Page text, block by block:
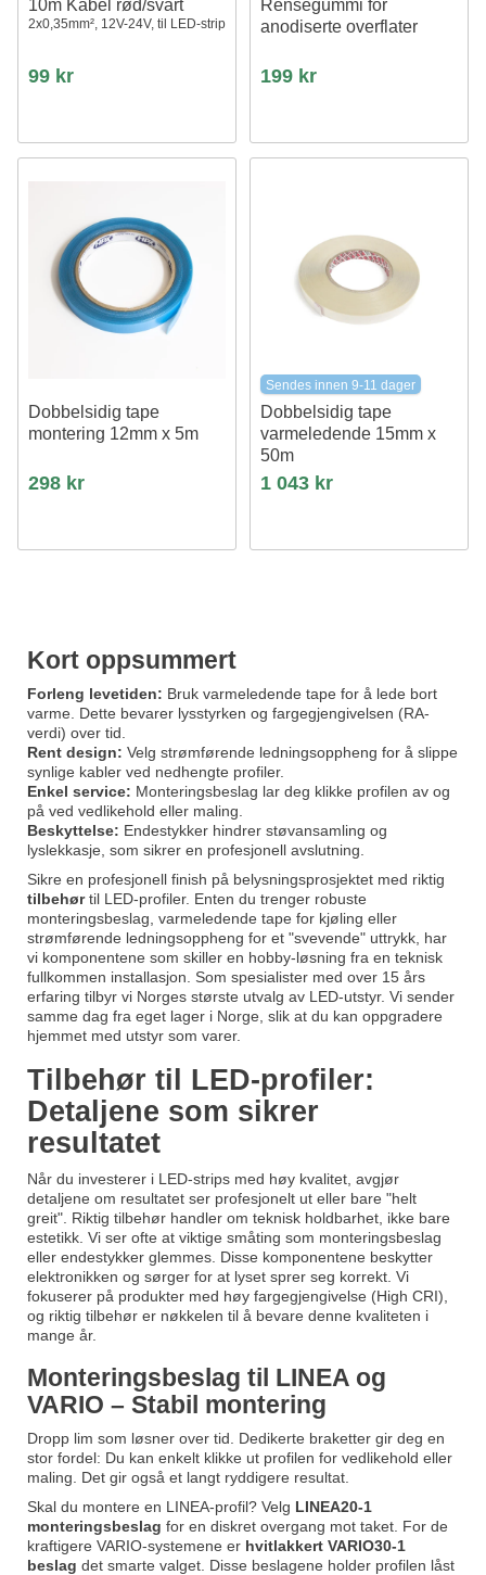
10m Kabel rød/svart
2x0,35mm², 12V-24V, til LED-strip
99 kr
Rensegummi for
anodiserte overflater
199 kr
Dobbelsidig tape
montering 12mm x 5m
298 kr
Sendes innen 9-11 dager
Dobbelsidig tape
varmeledende 15mm x
50m
1 043 kr
Kort oppsummert
Forleng levetiden: Bruk varmeledende tape for å lede bort
varme. Dette bevarer lysstyrken og fargegjengivelsen (RA-
verdi) over tid.
Rent design: Velg strømførende ledningsoppheng for å slippe
synlige kabler ved nedhengte profiler.
Enkel service: Monteringsbeslag lar deg klikke profilen av og
på ved vedlikehold eller maling.
Beskyttelse: Endestykker hindrer støvansamling og
lyslekkasje, som sikrer en profesjonell avslutning.
Sikre en profesjonell finish på belysningsprosjektet med riktig
tilbehørtil LED-profiler. Enten du trenger robuste
monteringsbeslag, varmeledende tape for kjøling eller
strømførende ledningsoppheng for et "svevende" uttrykk, har
vi komponentene som skiller en hobby-løsning fra en teknisk
fullkommen installasjon. Som spesialister med over 15 års
erfaring tilbyr vi Norges største utvalg av LED-utstyr. Vi sender
samme dag fra eget lager i Norge, slik at du kan oppgradere
hjemmet med utstyr som varer.
Tilbehør til LED-profiler:
Detaljene som sikrer
resultatet
Når du investerer i LED-strips med høy kvalitet, avgjør
detaljene om resultatet ser profesjonelt ut eller bare "helt
greit". Riktig tilbehør handler om teknisk holdbarhet, ikke bare
estetikk. Vi ser ofte at viktige småting som monteringsbeslag
eller endestykker glemmes. Disse komponentene beskytter
elektronikken og sørger for at lyset sprer seg korrekt. Vi
fokuserer på produkter med høy fargegjengivelse (High CRI),
og riktig tilbehør er nøkkelen til å bevare denne kvaliteten i
mange år.
Monteringsbeslag til LINEA og
VARIO – Stabil montering
Dropp lim som løsner over tid. Dedikerte braketter gir deg en
stor fordel: Du kan enkelt klikke ut profilen for vedlikehold eller
maling. Det gir også et langt ryddigere resultat.
Skal du montere en LINEA-profil? Velg LINEA20-1
monteringsbeslag for en diskret overgang mot taket. For de
kraftigere VARIO-systemene er hvitlakkert VARIO30-1
beslag det smarte valget. Disse beslagene holder profilen låst